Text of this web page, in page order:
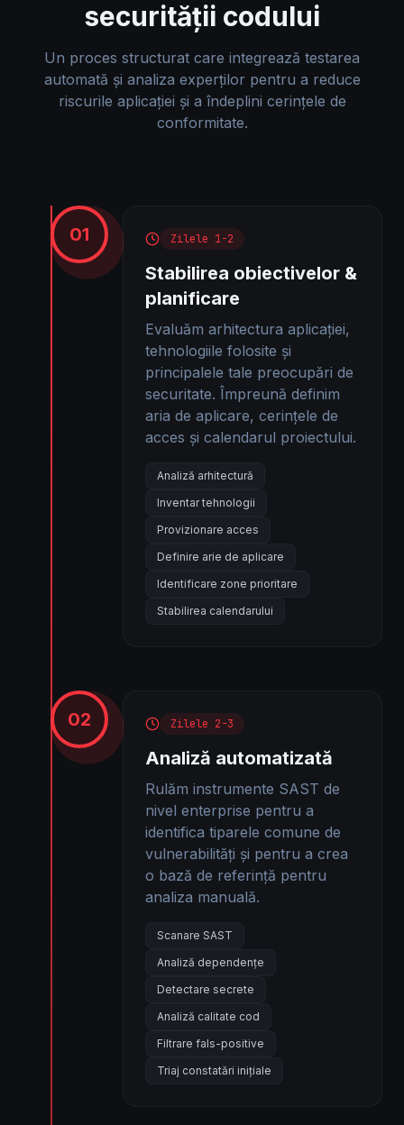
securității codului
Un proces structurat care integrează testarea
automată și analiza experților pentru a reduce
riscurile aplicației și a îndeplini cerințele de
conformitate.
01 Zilele 1-2
Stabilirea obiectivelor &
planificare
Evaluăm arhitectura aplicației,
tehnologiile folosite și
principalele tale preocupări de
securitate. Împreună definim
aria de aplicare, cerințele de
acces și calendarul proiectului.
Analiză arhitectură
Inventar tehnologii
Provizionare acces
Definire arie de aplicare
Identificare zone prioritare
Stabilirea calendarului
02 Zilele 2-3
Analiză automatizată
Rulăm instrumente SAST de
nivel enterprise pentru a
identifica tiparele comune de
vulnerabilități și pentru a crea
o bază de referință pentru
analiza manuală.
Scanare SAST
Analiză dependențe
Detectare secrete
Analiză calitate cod
Filtrare fals-positive
Triaj constatări inițiale